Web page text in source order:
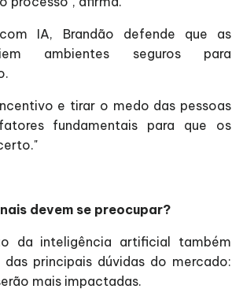
IA, Brandão defende que as
ambientes seguros para
e tirar o medo das pessoas
fundamentais para que os
devem se preocupar?
da inteligência artificial também
das principais dúvidas do mercado:
mais impactadas.